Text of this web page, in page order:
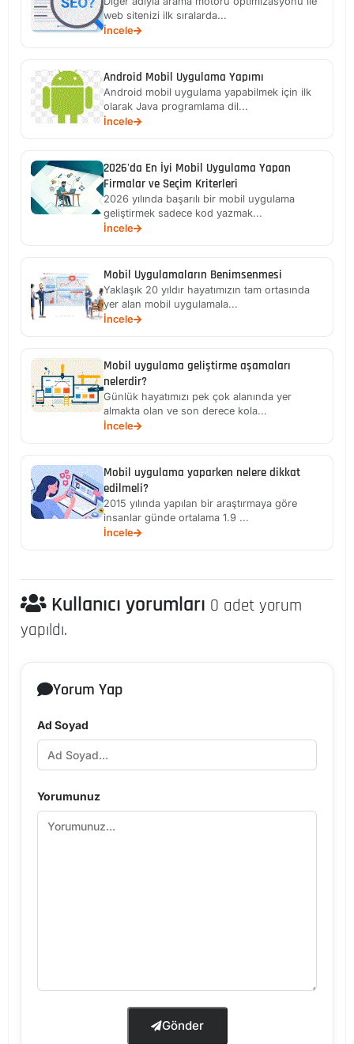
web sitenizi ilk sıralarda...
İncele
Android Mobil Uygulama Yapımı
Android mobil uygulama yapabilmek için ilk
olarak Java programlama dil...
İncele
2026'da En İyi Mobil Uygulama Yapan
Firmalar ve Seçim Kriterleri
2026 yılında başarılı bir mobil uygulama
geliştirmek sadece kod yazmak...
İncele
Mobil Uygulamaların Benimsenmesi
Yaklaşık 20 yıldır hayatımızın tam ortasında
yer alan mobil uygulamala...
İncele
Mobil uygulama geliştirme aşamaları
nelerdir?
Günlük hayatımızı pek çok alanında yer
almakta olan ve son derece kola...
İncele
Mobil uygulama yaparken nelere dikkat
edilmeli?
2015 yılında yapılan bir araştırmaya göre
insanlar günde ortalama 1.9 ...
İncele
Kullanıcı yorumları 0 adet yorum
yapıldı.
Yorum Yap
Ad Soyad
Yorumunuz
Gönder